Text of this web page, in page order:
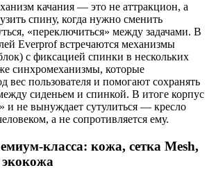
качания — это не аттракцион, а
спину, когда нужно сменить
«переключиться» между задачами. В
Everprof встречаются механизмы
с фиксацией спинки в нескольких
синхромеханизмы, которые
вес пользователя и помогают сохранять
сиденьем и спинкой. В итоге корпус
и не вынуждает сутулиться — кресло
а не сопротивляется ему.
класса: кожа, сетка Mesh,
экокожа